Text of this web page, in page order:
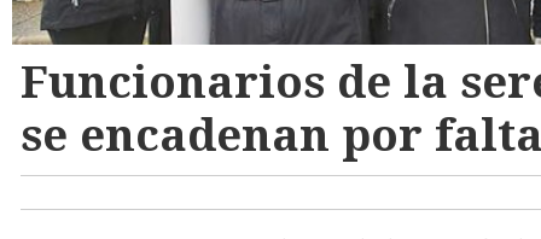
Funcionarios de la
se encadenan por